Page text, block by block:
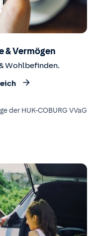
& Vermögen
Wohlbefinden.
der HUK-COBURG VVaG